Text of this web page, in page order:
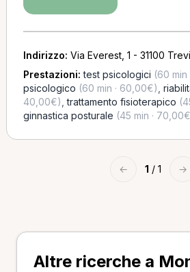
Indirizzo: Via Everest, 1 - 31100
Prestazioni:test psicologici (60 min
psicologico (60 min · 60,00€)
40,00€) ,trattamento fisioterapico
ginnastica posturale (45 min ·
← 1 / 1 →
Altre ricerche a